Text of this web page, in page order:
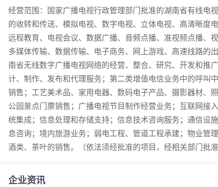
经营范围：国家广播电视行政管理部门批准的湖南省有线电
的收转和传送、模拟电视、数字电视、立体电视、高清晰度
远程教育、电视会议、数据广播、音频点播、准视频点播、
多媒体传输、数据传输、电子商务、网上游戏、高速线路的
南省无线数字广播电视网络的经营、整合、研究、开发和推
计、制作、发布和代理服务；第二类增值电信业务中的呼叫
销售；工艺美术品、家用电器、数码电子产品、摄影器材、
公园景点门票销售；广播电视节目制作经营业务；互联网接
统集成；信息处理和存储支持；信息技术咨询服务；通信设
息咨询；境内旅游业务；弱电工程、管道工程承建；物业管
酒类、茶叶的销售。（依法须经批准的项目，经相关部门批
企业资讯